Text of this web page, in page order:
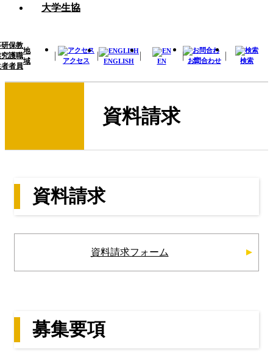
大学生協
研
究
者
保
護
者
教
職
員
地
域
アクセス ENGLISH EN お問合わせ 検索
資料請求
資料請求
資料請求フォーム
募集要項